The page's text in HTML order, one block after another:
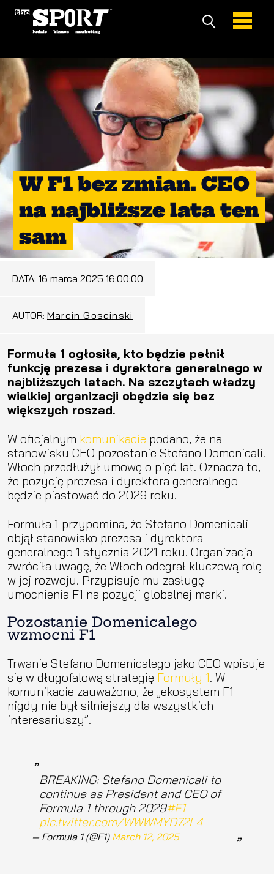
W F1 bez zmian. CEO
na najbliższe lata ten
sam
DATA: 16 marca 2025 16:00:00
AUTOR: Marcin Goscinski
Formuła 1 ogłosiła, kto będzie pełnił
funkcję prezesa i dyrektora generalnego w
najbliższych latach. Na szczytach władzy
wielkiej organizacji obędzie się bez
większych roszad.
W oficjalnym komunikacie podano, że na
stanowisku CEO pozostanie Stefano Domenicali.
Włoch przedłużył umowę o pięć lat. Oznacza to,
że pozycję prezesa i dyrektora generalnego
będzie piastować do 2029 roku.
Formuła 1 przypomina, że Stefano Domenicali
objął stanowisko prezesa i dyrektora
generalnego 1 stycznia 2021 roku. Organizacja
zwróciła uwagę, że Włoch odegrał kluczową rolę
w jej rozwoju. Przypisuje mu zasługę
umocnienia F1 na pozycji globalnej marki.
Pozostanie Domenicalego
wzmocni F1
Trwanie Stefano Domenicalego jako CEO wpisuje
się w długofalową strategię Formuły 1. W
komunikacie zauważono, że „ekosystem F1
nigdy nie był silniejszy dla wszystkich
interesariuszy”.
BREAKING: Stefano Domenicali to
continue as President and CEO of
Formula 1 through 2029#F1
pic.twitter.com/WWWMYD72L4
— Formula 1 (@F1) March 12, 2025